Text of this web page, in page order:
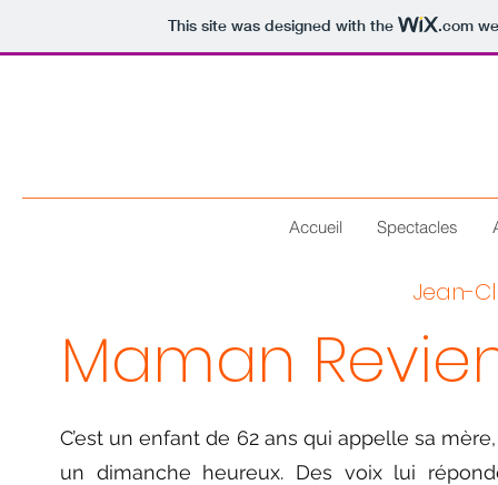
This site was designed with the .com
Accueil Spectacles
Jean-
Maman
C’est un enfant de 62 ans qui appelle sa
un dimanche heureux. Des voix lui